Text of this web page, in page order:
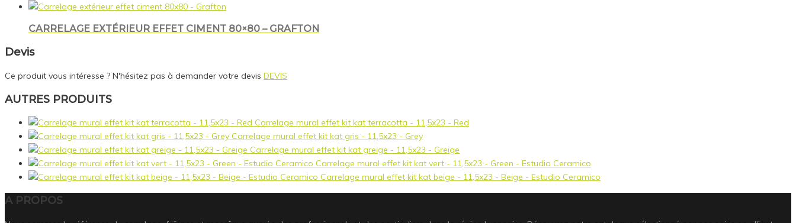
CARRELAGE EXTÉRIEUR EFFET CIMENT 80×80 – GRAFTON
Devis
Ce produit vous intéresse ? N'hésitez pas à demander votre devis DEVIS
AUTRES PRODUITS
Carrelage mural effet kit kat terracotta - 11,5x23 - Red
Carrelage mural effet kit kat gris - 11,5x23 - Grey
Carrelage mural effet kit kat greige - 11,5x23 - Greige
Carrelage mural effet kit kat vert - 11,5x23 - Green - Estudio Ceramico
Carrelage mural effet kit kat beige - 11,5x23 - Beige - Estudio Ceramico
A PROPOS